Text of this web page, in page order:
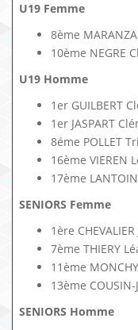
U19 Femme
8ème
10ème NEGRE
U19 Homme
1er GUILBERT
1er JASPART
8éme POLLET
16ème VIEREN
17ème
SENIORS Femme
1ère
7ème THIERY
11ème
13ème
SENIORS Homme